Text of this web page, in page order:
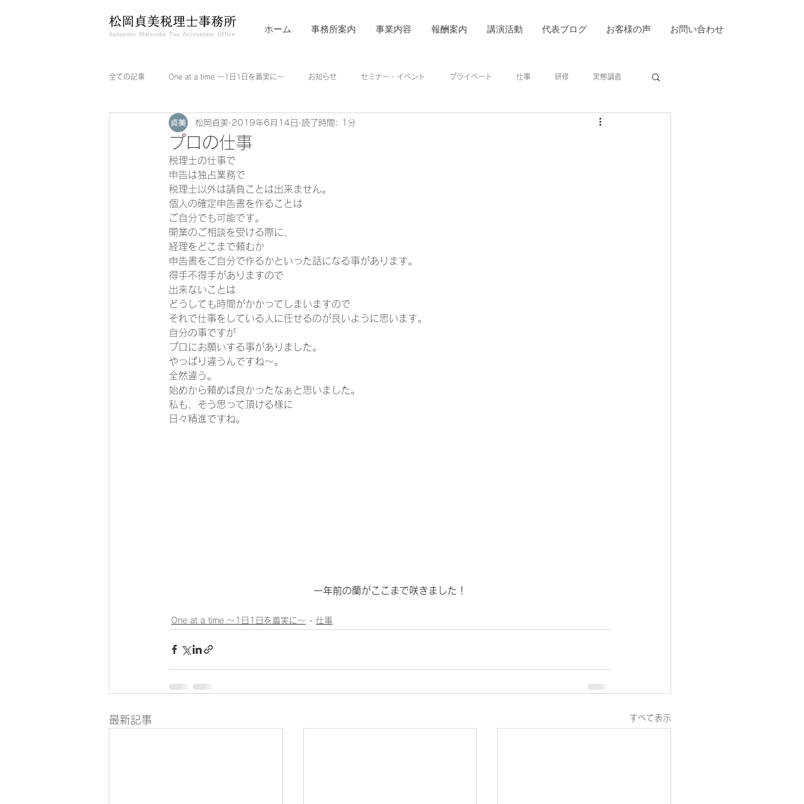
ホーム 事務所案内 事業内容 報酬案内 講演活動 代表ブログ お客様の声 お問い合わせ
全ての記事 One at a time ～1日1日を着実に～ お知らせ セミナー・イベント プライベート 仕事 研修 実態調査
プロの仕事
松岡貞美 2019年6月14日 読了時間: 1分
税理士の仕事で
申告は独占業務で
税理士以外は請負ことは出来ません。
個人の確定申告書を作ることは
ご自分でも可能です。
開業のご相談を受ける際に、
経理をどこまで頼むか
申告書をご自分で作るかといった話になる事があります。
得手不得手がありますので
出来ないことは
どうしても時間がかかってしまいますので
それで仕事をしている人に任せるのが良いように思います。
自分の事ですが
プロにお願いする事がありました。
やっぱり違うんですね〜。
全然違う。
始めから頼めば良かったなぁと思いました。
私も、そう思って頂ける様に
日々精進ですね。
一年前の蘭がここまで咲きました！
One at a time ～1日1日を着実に～ 仕事
最新記事 すべて表示